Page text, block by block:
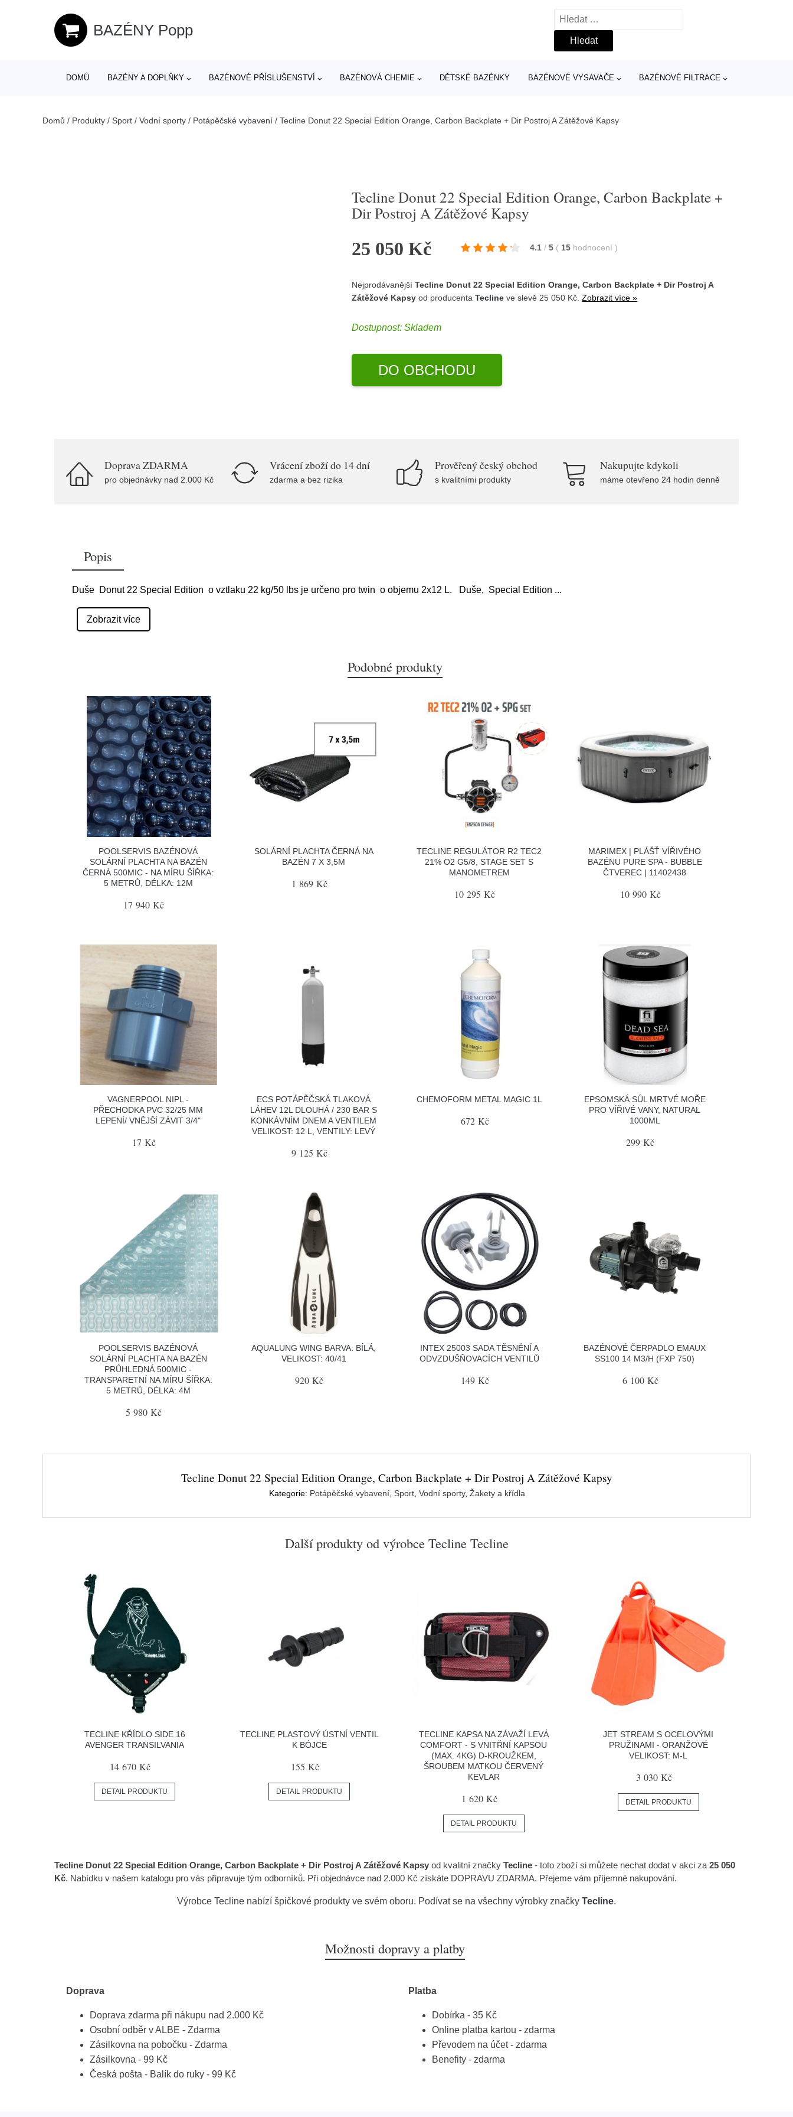
BAZÉNY Popp
Vyhledávání
DOMŮ BAZÉNY A DOPLŇKY BAZÉNOVÉ PŘÍSLUŠENSTVÍ BAZÉNOVÁ CHEMIE DĚTSKÉ BAZÉNKY BAZÉNOVÉ VYSAVAČE BAZÉNOVÉ FILTRACE
Domů / Produkty / Sport / Vodní sporty / Potápěčské vybavení / Tecline Donut 22 Special Edition Orange, Carbon Backplate + Dir Postroj A Zátěžové Kapsy
Tecline Donut 22 Special Edition Orange, Carbon Backplate +
Dir Postroj A Zátěžové Kapsy
25 050 Kč 4.1 / 5 ( 15 hodnocení)
NejprodávanějšíTecline Donut 22 Special Edition Orange, Carbon Backplate + Dir Postroj A
Zátěžové Kapsy od producentaTecline ve slevě 25 050 Kč.Zobrazit více »
Dostupnost:Skladem
DO OBCHODU
Doprava ZDARMA
pro objednávky nad 2.000 Kč
Vrácení zboží do 14 dní
zdarma a bez rizika
Prověřený český obchod
s kvalitními produkty
Nakupujte kdykoli
máme otevřeno 24 hodin denně
Popis
Duše Donut 22 Special Edition o vztlaku 22 kg/50 lbs je určeno pro twin o objemu 2x12 L. Duše, Special Edition ...
Zobrazit více
Podobné produkty
POOLSERVIS BAZÉNOVÁ
SOLÁRNÍ PLACHTA NA BAZÉN
ČERNÁ 500MIC - NA MÍRU ŠÍŘKA:
5 METRŮ, DÉLKA: 12M
17 940 Kč
SOLÁRNÍ PLACHTA ČERNÁ NA
BAZÉN 7 X 3,5M
1 869 Kč
TECLINE REGULÁTOR R2 TEC2
21% O2 G5/8, STAGE SET S
MANOMETREM
10 295 Kč
MARIMEX | PLÁŠŤ VÍŘIVÉHO
BAZÉNU PURE SPA - BUBBLE
ČTVEREC | 11402438
10 990 Kč
VAGNERPOOL NIPL -
PŘECHODKA PVC 32/25 MM
LEPENÍ/ VNĚJŠÍ ZÁVIT 3/4"
17 Kč
ECS POTÁPĚČSKÁ TLAKOVÁ
LÁHEV 12L DLOUHÁ / 230 BAR S
KONKÁVNÍM DNEM A VENTILEM
VELIKOST: 12 L, VENTILY: LEVÝ
9 125 Kč
CHEMOFORM METAL MAGIC 1L
672 Kč
EPSOMSKÁ SŮL MRTVÉ MOŘE
PRO VÍŘIVÉ VANY, NATURAL
1000ML
299 Kč
POOLSERVIS BAZÉNOVÁ
SOLÁRNÍ PLACHTA NA BAZÉN
PRŮHLEDNÁ 500MIC -
TRANSPARETNÍ NA MÍRU ŠÍŘKA:
5 METRŮ, DÉLKA: 4M
5 980 Kč
AQUALUNG WING BARVA: BÍLÁ,
VELIKOST: 40/41
920 Kč
INTEX 25003 SADA TĚSNĚNÍ A
ODVZDUŠŇOVACÍCH VENTILŮ
149 Kč
BAZÉNOVÉ ČERPADLO EMAUX
SS100 14 M3/H (FXP 750)
6 100 Kč
Tecline Donut 22 Special Edition Orange, Carbon Backplate + Dir Postroj A Zátěžové Kapsy
Kategorie: Potápěčské vybavení Sport Vodní sporty, Žakety a křídla
Další produkty od výrobce Tecline Tecline
TECLINE KŘÍDLO SIDE 16
AVENGER TRANSILVANIA
14 670 Kč
DETAIL PRODUKTU
TECLINE PLASTOVÝ ÚSTNÍ VENTIL
K BÓJCE
155 Kč
DETAIL PRODUKTU
TECLINE KAPSA NA ZÁVAŽÍ LEVÁ
COMFORT - S VNITŘNÍ KAPSOU
(MAX. 4KG) D-KROUŽKEM,
ŠROUBEM MATKOU ČERVENÝ
KEVLAR
1 620 Kč
DETAIL PRODUKTU
JET STREAM S OCELOVÝMI
PRUŽINAMI - ORANŽOVÉ
VELIKOST: M-L
3 030 Kč
DETAIL PRODUKTU
Tecline Donut 22 Special Edition Orange, Carbon Backplate + Dir Postroj A Zátěžové Kapsy od kvalitní značky Tecline - toto zboží si můžete nechat dodat v akci za 25 050
Kč. Nabídku v našem katalogu pro vás připravuje tým odborníků. Při objednávce nad 2.000 Kč získáte DOPRAVU ZDARMA. Přejeme vám příjemné nakupování.
Výrobce Tecline nabízí špičkové produkty ve svém oboru. Podívat se na všechny výrobky značky Tecline.
Možnosti dopravy a platby
Doprava
Doprava zdarma při nákupu nad 2.000 Kč
Osobní odběr v ALBE - Zdarma
Zásilkovna na pobočku - Zdarma
Zásilkovna - 99 Kč
Česká pošta - Balík do ruky - 99 Kč
Platba
Dobírka - 35 Kč
Online platba kartou - zdarma
Převodem na účet - zdarma
Benefity - zdarma